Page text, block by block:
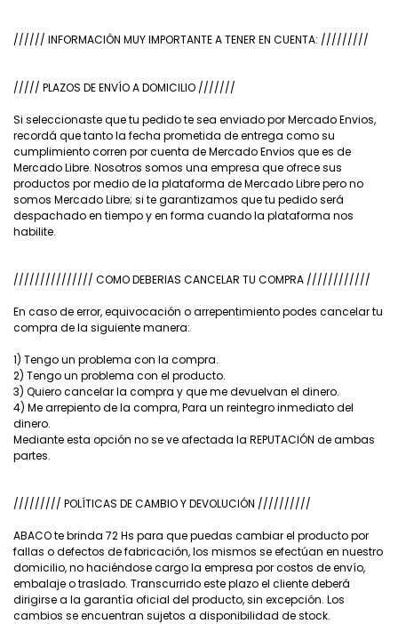
////// INFORMACIÓN MUY IMPORTANTE A TENER EN CUENTA: /////////
///// PLAZOS DE ENVÍO A DOMICILIO ///////
Si seleccionaste que tu pedido te sea enviado por Mercado Envios,
recordá que tanto la fecha prometida de entrega como su
cumplimiento corren por cuenta de Mercado Envios que es de
Mercado Libre. Nosotros somos una empresa que ofrece sus
productos por medio de la plataforma de Mercado Libre pero no
somos Mercado Libre; si te garantizamos que tu pedido será
despachado en tiempo y en forma cuando la plataforma nos
habilite.
/////////////// COMO DEBERIAS CANCELAR TU COMPRA ////////////
En caso de error, equivocación o arrepentimiento podes cancelar tu
compra de la siguiente manera:
1) Tengo un problema con la compra.
2) Tengo un problema con el producto.
3) Quiero cancelar la compra y que me devuelvan el dinero.
4) Me arrepiento de la compra, Para un reintegro inmediato del
dinero.
Mediante esta opción no se ve afectada la REPUTACIÓN de ambas
partes.
///////// POLÍTICAS DE CAMBIO Y DEVOLUCIÓN //////////
ABACO te brinda 72 Hs para que puedas cambiar el producto por
fallas o defectos de fabricación, los mismos se efectúan en nuestro
domicilio, no haciéndose cargo la empresa por costos de envío,
embalaje o traslado. Transcurrido este plazo el cliente deberá
dirigirse a la garantía oficial del producto, sin excepción. Los
cambios se encuentran sujetos a disponibilidad de stock.